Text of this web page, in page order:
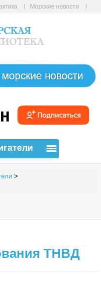
Морские новости
>
ТНВД